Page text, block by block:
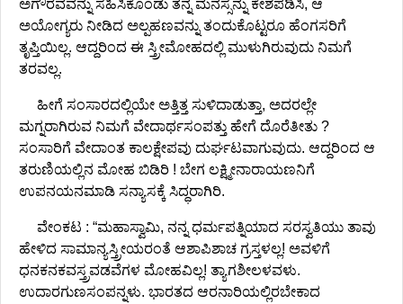
ಅಗೌರವವನ್ನು ಸಹಿಸಿಕೊಂಡು ತನ್ನ ಮನಸ್ಸನ್ನು ಕೇಶಪಡಿಸಿ, ಆ
ಅಯೋಗ್ಯರು ನೀಡಿದ ಅಲ್ಪಹಣವನ್ನು ತಂದುಕೊಟ್ಟರೂ ಹೆಂಗಸರಿಗೆ
ತೃಪ್ತಿಯಿಲ್ಲ. ಆದ್ದರಿಂದ ಈ ಸ್ತ್ರೀಮೋಹದಲ್ಲಿ ಮುಳುಗಿರುವುದು ನಿಮಗೆ
ತರವಲ್ಲ.
ಹೀಗೆ ಸಂಸಾರದಲ್ಲಿಯೇ ಅತ್ತಿತ್ತ ಸುಳಿದಾಡುತ್ತಾ, ಅದರಲ್ಲೇ
ಮಗ್ನರಾಗಿರುವ ನಿಮಗೆ ವೇದಾರ್ಥಸಂಪತ್ತು ಹೇಗೆ ದೊರೆತೀತು ?
ಸಂಸಾರಿಗೆ ವೇದಾಂತ ಕಾಲಕ್ಷೇಪವು ದುರ್ಘಟವಾಗುವುದು. ಆದ್ದರಿಂದ ಆ
ತರುಣಿಯಲ್ಲಿನ ಮೋಹ ಬಿಡಿರಿ ! ಬೇಗ ಲಕ್ಷ್ಮೀನಾರಾಯಣನಿಗೆ
ಉಪನಯನಮಾಡಿ ಸನ್ಯಾಸಕ್ಕೆ ಸಿದ್ಧರಾಗಿರಿ.
ವೇಂಕಟ : “ಮಹಾಸ್ವಾಮಿ, ನನ್ನ ಧರ್ಮಪತ್ನಿಯಾದ ಸರಸ್ವತಿಯು ತಾವು
ಹೇಳಿದ ಸಾಮಾನ್ಯಸ್ತ್ರೀಯರಂತೆ ಆಶಾಪಿಶಾಚ ಗ್ರಸ್ತಳಲ್ಲ! ಅವಳಿಗೆ
ಧನಕನಕವಸ್ತ್ರವಡವೆಗಳ ಮೋಹವಿಲ್ಲ! ತ್ಯಾಗಶೀಲಳವಳು.
ಉದಾರಗುಣಸಂಪನ್ನಳು. ಭಾರತದ ಆರನಾರಿಯಲ್ಲಿರಬೇಕಾದ